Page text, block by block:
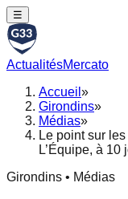
☰
ActualitésMercato
Accueil »
Girondins»
Médias»
Le point sur
L’Équipe, à
Girondins • Médias